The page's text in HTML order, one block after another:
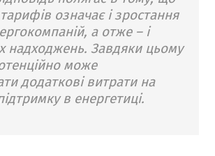
означає і зростання
а отже – і
надходжень. Завдяки цьому
може
додаткові витрати на
в енергетиці.